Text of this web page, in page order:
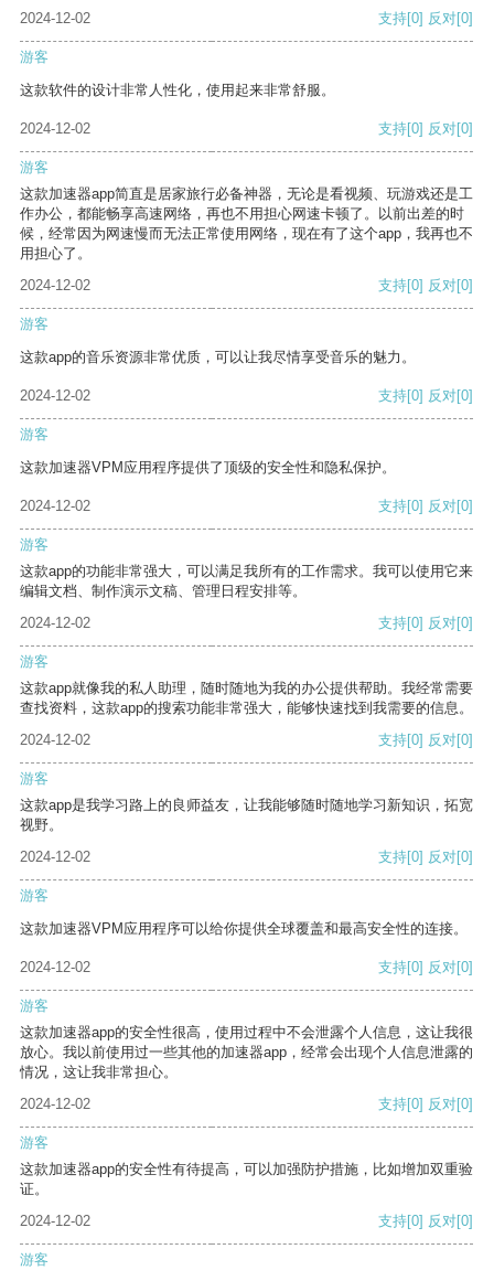
2024-12-02 支持[0] 反对[0]
游客
这款软件的设计非常人性化，使用起来非常舒服。
2024-12-02 支持[0] 反对[0]
游客
这款加速器app简直是居家旅行必备神器，无论是看视频、玩游戏还是工
作办公，都能畅享高速网络，再也不用担心网速卡顿了。以前出差的时
候，经常因为网速慢而无法正常使用网络，现在有了这个app，我再也不
用担心了。
2024-12-02
支持[0] 反对[0]
游客
这款app的音乐资源非常优质，可以让我尽情享受音乐的魅力。
2024-12-02 支持[0] 反对[0]
游客
这款加速器VPM应用程序提供了顶级的安全性和隐私保护。
2024-12-02 支持[0] 反对[0]
游客
这款app的功能非常强大，可以满足我所有的工作需求。我可以使用它来
编辑文档、制作演示文稿、管理日程安排等。
2024-12-02
支持[0] 反对[0]
游客
这款app就像我的私人助理，随时随地为我的办公提供帮助。我经常需要
查找资料，这款app的搜索功能非常强大，能够快速找到我需要的信息。
2024-12-02
支持[0] 反对[0]
游客
这款app是我学习路上的良师益友，让我能够随时随地学习新知识，拓宽
视野。
2024-12-02
支持[0] 反对[0]
游客
这款加速器VPM应用程序可以给你提供全球覆盖和最高安全性的连接。
2024-12-02 支持[0] 反对[0]
游客
这款加速器app的安全性很高，使用过程中不会泄露个人信息，这让我很
放心。我以前使用过一些其他的加速器app，经常会出现个人信息泄露的
情况，这让我非常担心。
2024-12-02
支持[0] 反对[0]
游客
这款加速器app的安全性有待提高，可以加强防护措施，比如增加双重验
证。
2024-12-02
支持[0] 反对[0]
游客